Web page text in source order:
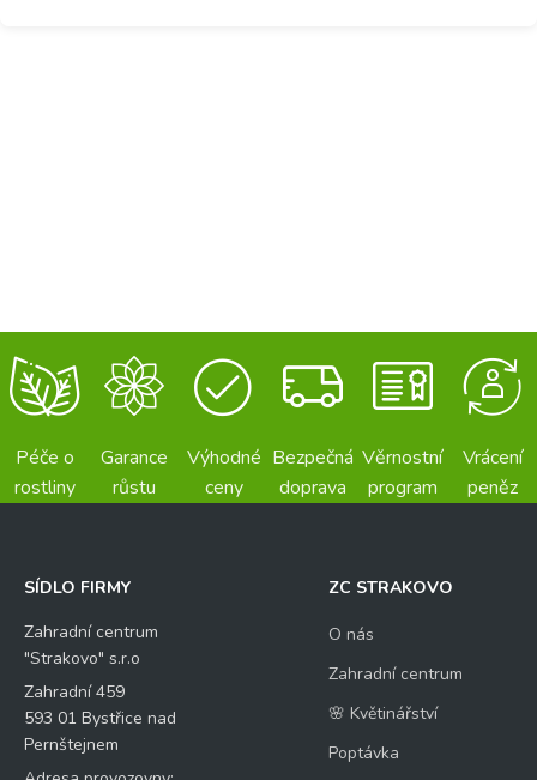
Péče o
rostliny
Garance
růstu
Výhodné
ceny
Bezpečná
doprava
Věrnostní
program
Vrácení
peněz
SÍDLO FIRMY
Zahradní centrum
"Strakovo" s.r.o
Zahradní 459
593 01 Bystřice nad
Pernštejnem
ZC STRAKOVO
O nás
Zahradní centrum
🌸 Květinářství
Poptávka